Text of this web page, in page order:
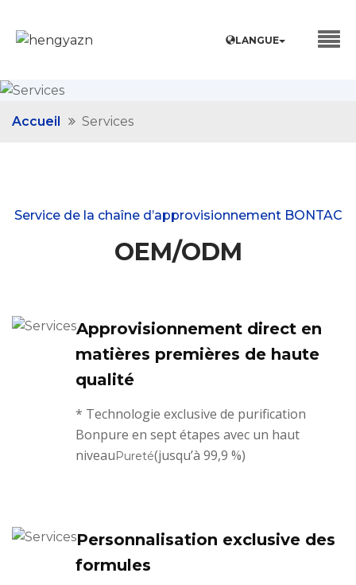
LANGUE
Accueil Services
Service de la chaîne d’approvisionnement BONTAC
OEM/ODM
Approvisionnement direct en
matières premières de haute
qualité
* Technologie exclusive de purification
Bonpure en sept étapes avec un haut
niveauPureté(jusqu’à 99,9 %)
Personnalisation exclusive des
formules